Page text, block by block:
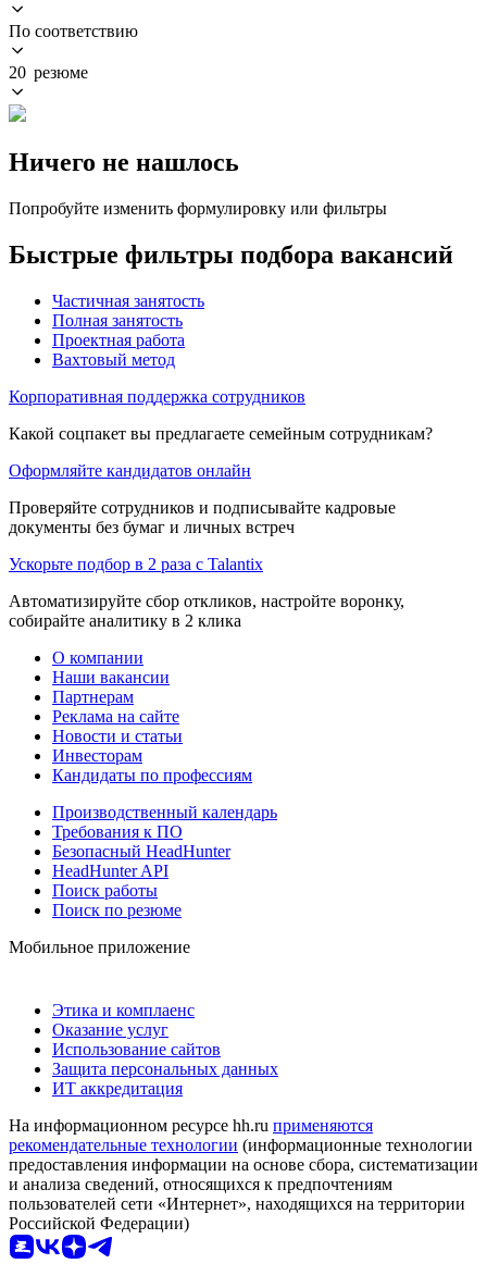
По соответствию
20 резюме
Ничего не нашлось
Попробуйте изменить формулировку или фильтры
Быстрые фильтры подбора вакансий
Частичная занятость
Полная занятость
Проектная работа
Вахтовый метод
Корпоративная поддержка сотрудников
Какой соцпакет вы предлагаете семейным сотрудникам?
Оформляйте кандидатов онлайн
Проверяйте сотрудников и подписывайте кадровые
документы без бумаг и личных встреч
Ускорьте подбор в 2 раза с Talantix
Автоматизируйте сбор откликов, настройте воронку,
собирайте аналитику в 2 клика
О компании
Наши вакансии
Партнерам
Реклама на сайте
Новости и статьи
Инвесторам
Кандидаты по профессиям
Производственный календарь
Требования к ПО
Безопасный HeadHunter
HeadHunter API
Поиск работы
Поиск по резюме
Мобильное приложение
Этика и комплаенс
Оказание услуг
Использование сайтов
Защита персональных данных
ИТ аккредитация
На информационном ресурсе hh.ru применяются
рекомендательные технологии (информационные технологии
предоставления информации на основе сбора, систематизации
и анализа сведений, относящихся к предпочтениям
пользователей сети «Интернет», находящихся на территории
Российской Федерации)